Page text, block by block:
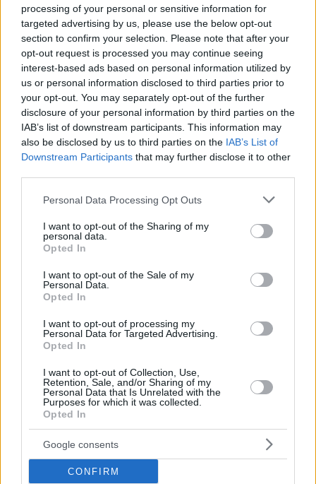
processing of your personal or sensitive information for
targeted advertising by us, please use the below opt-out
section to confirm your selection. Please note that after your
opt-out request is processed you may continue seeing
interest-based ads based on personal information utilized by
us or personal information disclosed to third parties prior to
your opt-out. You may separately opt-out of the further
disclosure of your personal information by third parties on the
IAB’s list of downstream participants. This information may
also be disclosed by us to third parties on the IAB’s List of
Downstream Participants that may further disclose it to other
Please note that this website/app uses one or more Google
not limited to your visit or usage behaviour. You may click to
grant or deny consent to Google and its third-party tags to
use your data for below specified purposes in below Google
consent section.
Personal Data Processing Opt Outs
I want to opt-out of the Sharing of my
personal data.
Opted In
I want to opt-out of the Sale of my
Personal Data.
Opted In
I want to opt-out of processing my
Personal Data for Targeted Advertising.
Opted In
I want to opt-out of Collection, Use,
Retention, Sale, and/or Sharing of my
Personal Data that Is Unrelated with the
Purposes for which it was collected.
Opted In
Google consents
CONFIRM
βραδιάς
Κιτς θεωρήθηκε η εμφάνιση της Τζένιφερ Λόπεζ,
ενώ αρνητικά σχολιάστηκε και η στιλιστική εικόνα της
Γκουίνεθ Πάλτροου - Δείτε και... αποφασίστε ποια το
φόρεσε χειρότερα!